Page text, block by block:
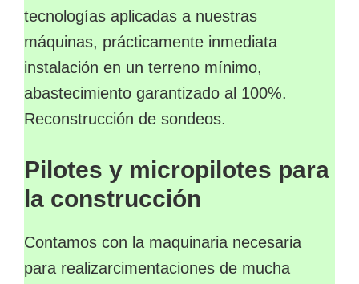
tecnologías aplicadas a nuestras
máquinas, prácticamente inmediata
instalación en un terreno mínimo,
abastecimiento garantizado al 100%.
Reconstrucción de sondeos.
Pilotes y micropilotes para
la construcción
Contamos con la maquinaria necesaria
para realizarcimentaciones de mucha